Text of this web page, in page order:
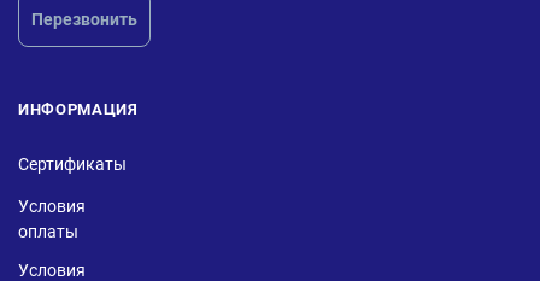
Перезвонить
ИНФОРМАЦИЯ
Сертификаты
Условия
оплаты
Условия